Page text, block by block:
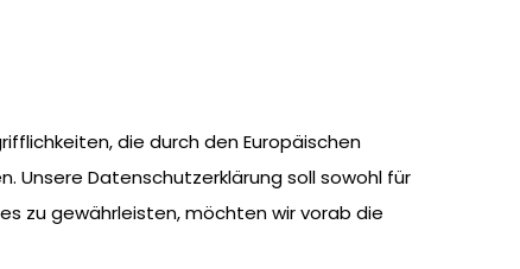
die durch den Europäischen
Unsere Datenschutzerklärung soll sowohl für
zu gewährleisten, möchten wir vorab die